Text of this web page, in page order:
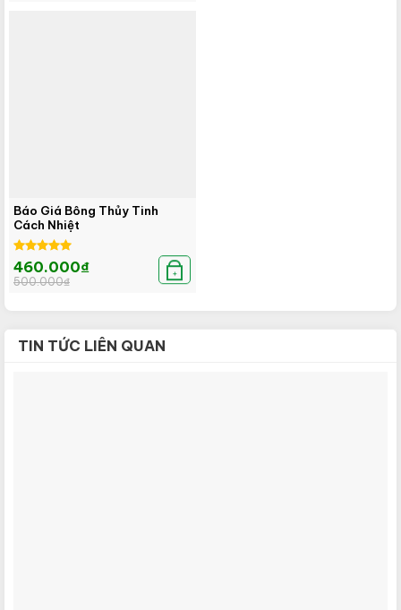
Báo Giá Bông Thủy Tinh
Cách Nhiệt
Được xếp
hạng5.00
5 sao
500.000₫
Giá
gốc
là:
460.000₫
Giá
hiện
tại
+
TIN TỨC LIÊN QUAN